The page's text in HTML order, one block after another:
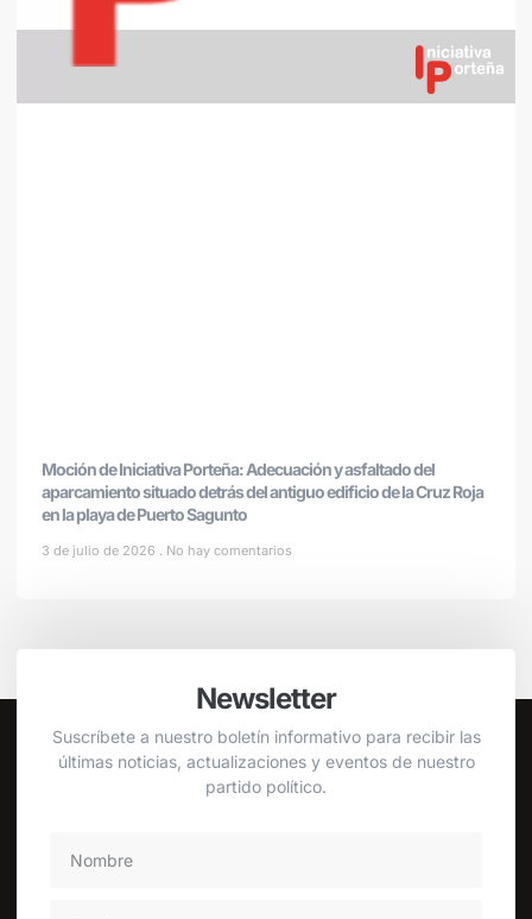
Moción de Iniciativa Porteña: Adecuación y asfaltado del
aparcamiento situado detrás del antiguo edificio de la Cruz Roja
en la playa de Puerto Sagunto
3 de julio de 2026 No hay comentarios
Newsletter
Suscríbete a nuestro boletín informativo para recibir las
últimas noticias, actualizaciones y eventos de nuestro
partido político.